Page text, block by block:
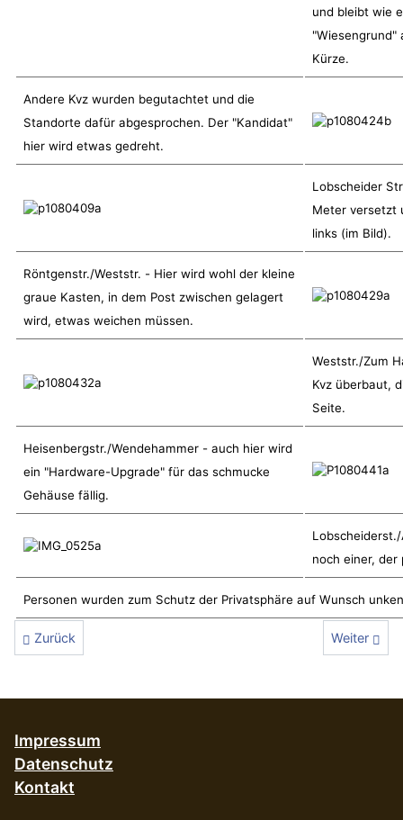
und bleibt wie
"Wiesengrund"
Kürze.
Andere Kvz wurden begutachtet und die
Standorte dafür abgesprochen. Der "Kandidat"
hier wird etwas gedreht.
Lobscheider
Meter versetzt
links (im Bild).
Röntgenstr./Weststr. - Hier wird wohl der kleine
graue Kasten, in dem Post zwischen gelagert
wird, etwas weichen müssen.
Weststr./Zum
Kvz überbaut,
Seite.
Heisenbergstr./Wendehammer - auch hier wird
ein "Hardware-Upgrade" für das schmucke
Gehäuse fällig.
noch einer,
Personen wurden zum Schutz der Privatsphäre auf Wunsch
Vorheriger Beitrag: Die ersten Meter liegen
Zurück Nächster
Weiter
Impressum
Datenschutz
Kontakt